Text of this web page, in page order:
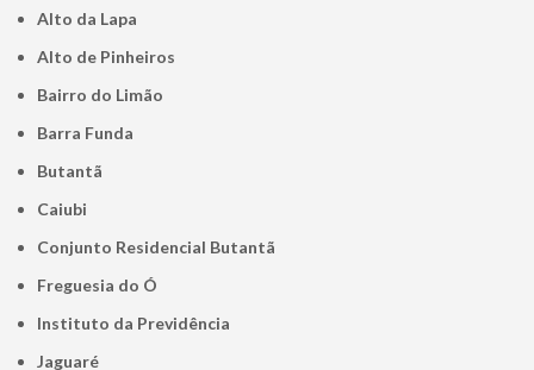
Alto da Lapa
Alto de Pinheiros
Bairro do Limão
Barra Funda
Butantã
Caiubi
Conjunto Residencial Butantã
Freguesia do Ó
Instituto da Previdência
Jaguaré